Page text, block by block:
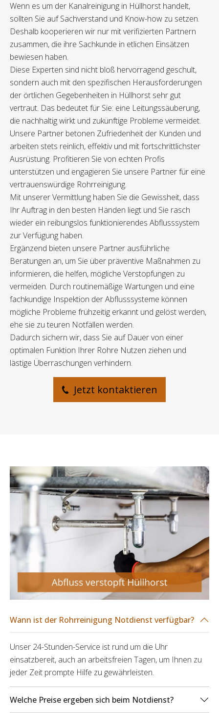
Wenn es um der Kanalreinigung in Hüllhorst handelt,
sollten Sie auf Sachverstand und Know-how zu setzen.
Deshalb kooperieren wir nur mit verifizierten Partnern
zusammen, die ihre Sachkunde in etlichen Einsätzen
bewiesen haben.
Diese Experten sind nicht bloß hervorragend geschult,
sondern auch mit den spezifischen Herausforderungen
der örtlichen Gegebenheiten in Hüllhorst sehr gut
vertraut. Das bedeutet für Sie: eine Leitungssäuberung,
die nachhaltig wirkt und zukünftige Probleme vermeidet.
Unsere Partner betonen Zufriedenheit der Kunden und
arbeiten stets reinlich, effektiv und mit fortschrittlichster
Ausrüstung. Profitieren Sie von echten Profis
unterstützen und engagieren Sie unsere Partner für eine
vertrauenswürdige Rohrreinigung.
Mit unserer Vermittlung haben Sie die Gewissheit, dass
Ihr Auftrag in den besten Händen liegt und Sie rasch
wieder ein reibungslos funktionierendes Abflusssystem
zur Verfügung haben.
Ergänzend bieten unsere Partner ausführliche
Beratungen an, um Sie über präventive Maßnahmen zu
informieren, die helfen, mögliche Verstopfungen zu
vermeiden. Durch routinemäßige Wartungen und eine
fachkundige Inspektion der Abflusssysteme können
mögliche Probleme frühzeitig erkannt und gelöst werden,
ehe sie zu teuren Notfällen werden.
Dadurch sichern wir, dass Sie auf Dauer von einer
optimalen Funktion Ihrer Rohre Nutzen ziehen und
lästige Überraschungen verhindern.
Jetzt kontaktieren
Wann ist der Rohrreinigung Notdienst verfügbar?
Unser 24-Stunden-Service ist rund um die Uhr
einsatzbereit, auch an arbeitsfreien Tagen, um Ihnen zu
jeder Zeit prompte Hilfe zu gewährleisten.
Welche Preise ergeben sich beim Notdienst?